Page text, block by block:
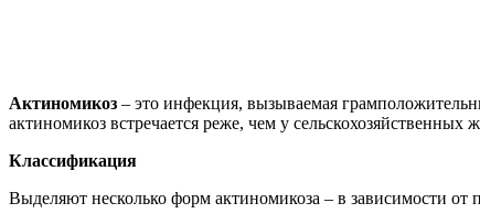
Актиномикоз – это инфекция, вызываемая
актиномикоз встречается реже, чем у сельскохозяйственных
Классификация
Выделяют несколько форм актиномикоза – в зависимости